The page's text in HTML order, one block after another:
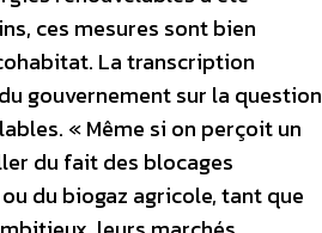
ces mesures sont bien
La transcription
gouvernement sur la question
« Même si on perçoit un
du fait des blocages
du biogaz agricole, tant que